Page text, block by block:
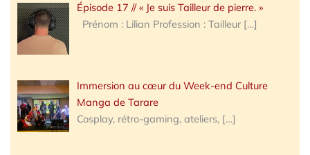
Épisode 17 // « Je suis Tailleur de pierre. »
Prénom : Lilian Profession : Tailleur […]
Immersion au cœur du Week-end Culture
Manga de Tarare
Cosplay, rétro-gaming, ateliers, […]